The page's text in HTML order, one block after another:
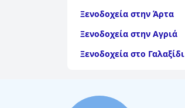
Ξενοδοχεία στην Άρτα
Ξενοδοχεία στην Αγριά
Ξενοδοχεία στο Γαλαξίδι